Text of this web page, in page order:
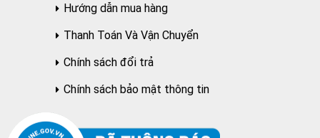
Hướng dẫn mua hàng
Thanh Toán Và Vận Chuyển
Chính sách đổi trả
Chính sách bảo mật thông tin